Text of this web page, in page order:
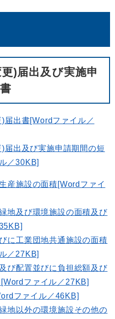
)届出及び実施申
届出書[Wordファイル／
届出及び実施申請期間の短
／30KB]
産施設の面積[Wordファイ
地及び環境施設の面積及び
に工業団地共通施設の面積
／27KB]
び配置並びに負担総額及び
ファイル／27KB]
ファイル／46KB]
地以外の環境施設その他の